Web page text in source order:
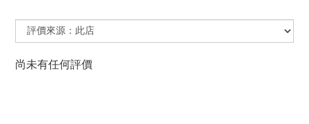
尚未有任何評價